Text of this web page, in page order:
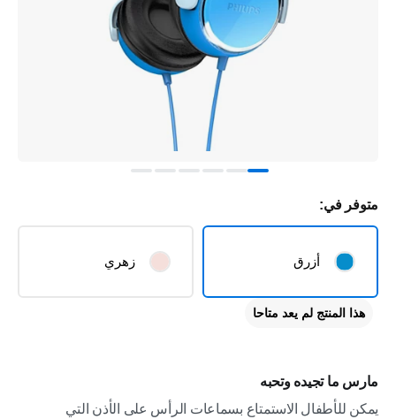
مارس ما تجيده وتحبه
يمكن للأطفال الاستمتاع بسماعات الرأس على الأذن التي
متوفر في:
أزرق زهري
هذا المنتج لم يعد متاحا